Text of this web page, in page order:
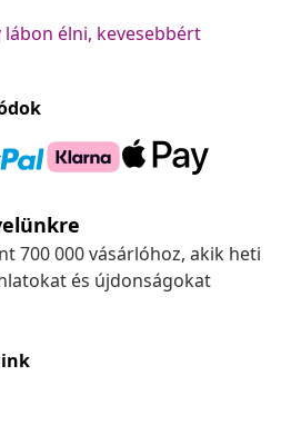
lábon élni, kevesebbért
700 000 vásárlóhoz, akik heti
és újdonságokat